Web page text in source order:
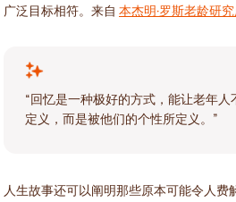
广泛目标相符。来自 本杰明·罗斯老龄研
“回忆是一种极好的方式，能让老年
定义，而是被他们的个性所定义。”
人生故事还可以阐明那些原本可能令人费